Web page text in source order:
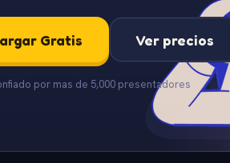
Gratis Ver precios
por mas de 5,000 presentadores